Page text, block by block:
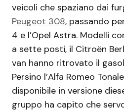
veicoli che spaziano dai
Peugeot 308, passando
4 e l’Opel Astra. Modelli
a sette posti, il Citroën
van hanno ritrovato il
Persino l’Alfa Romeo
disponibile in versione
gruppo ha capito che